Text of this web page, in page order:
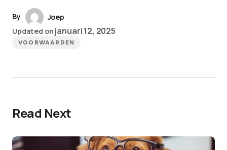
By
Joep
Updated on januari 12, 2025
VOORWAARDEN
Read Next